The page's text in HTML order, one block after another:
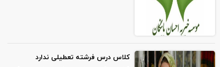
کلاس درس فرشته تعطیلی ندارد